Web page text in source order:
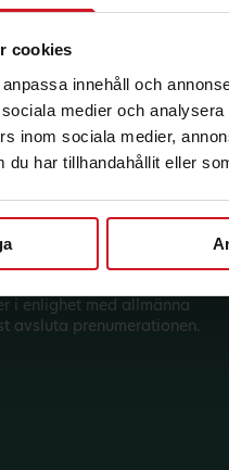
cookies
innehåll och
medier och
inom sociala medier,
du har tillhandahållit eller
från LO Mervärde.
i enlighet med allmänna
avsluta prenumerationen.